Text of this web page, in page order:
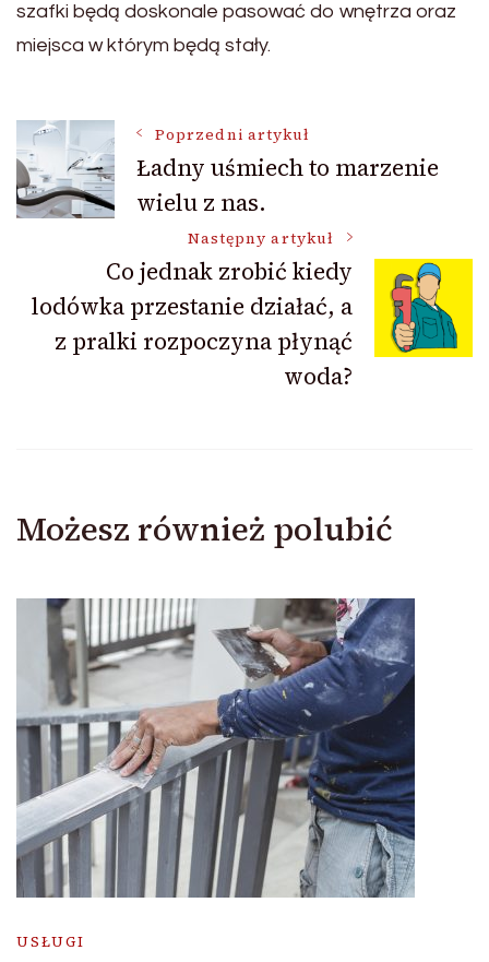
szafki będą doskonale pasować do wnętrza oraz
miejsca w którym będą stały.
Nawigacja
wpisu
Poprzedni artykuł
Ładny uśmiech to marzenie
wielu z nas.
Następny artykuł
Co jednak zrobić kiedy
lodówka przestanie działać, a
z pralki rozpoczyna płynąć
woda?
Możesz również polubić
USŁUGI